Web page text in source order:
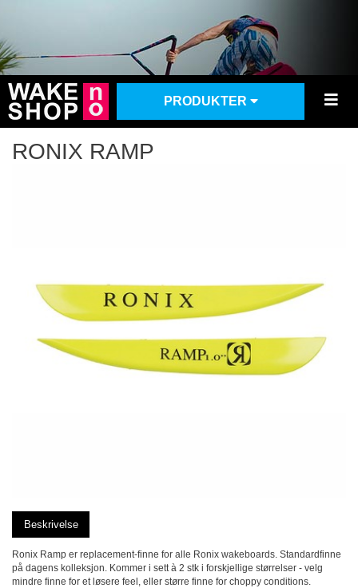
PRODUKTER
RONIX RAMP
Beskrivelse
Ronix Ramp er replacement-finne for alle Ronix wakeboards. Standardfinne
på dagens kolleksjon. Kommer i sett à 2 stk i forskjellige størrelser - velg
mindre finne for et løsere feel, eller større finne for choppy conditions.